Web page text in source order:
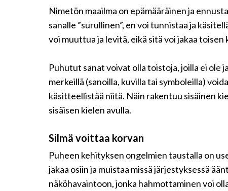
Nimetön maailma on epämääräinen ja
sanalle ”surullinen”, en voi tunnistaa ja
voi muuttua ja levitä, eikä sitä voi jakaa toisen
Puhutut sanat voivat olla toistoja, joilla ei ole
merkeillä (sanoilla, kuvilla tai symboleilla)
käsitteellistää niitä. Näin rakentuu sisäinen
sisäisen kielen avulla.
Silmä voittaa korvan
Puheen kehityksen ongelmien taustalla on
jakaa osiin ja muistaa missä järjestyksessä
näköhavaintoon, jonka hahmottaminen voi